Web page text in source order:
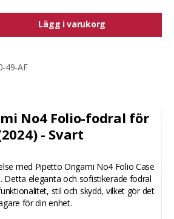
No4 Folio-fodral för
- Svart
med Pipetto Origami No4 Folio Case
Detta eleganta och sofistikerade fodral
stil och skydd, vilket gör det
för din enhet.
Lägg i varukorg
49-AF